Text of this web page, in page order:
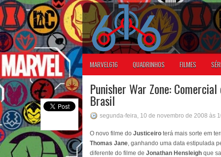
MARVEL616 QUADRINHOS FILMES
Punisher War Zone:
Brasil
segunda-feira, 10 de novembro de 2008 às
O novo filme do Justiceiro terá mais sorte em
Thomas Jane, ganhando uma data estipulada
diferente do filme de Jonathan Hensleigh que